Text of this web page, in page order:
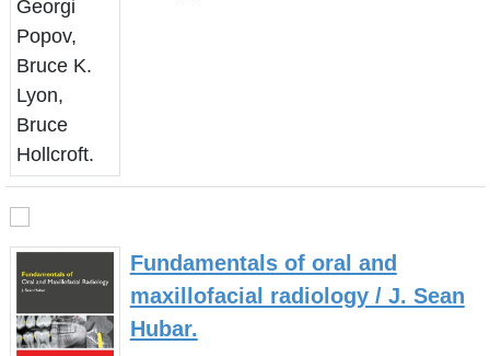
Fundamentals of oral and
maxillofacial radiology / J. Sean
Hubar.